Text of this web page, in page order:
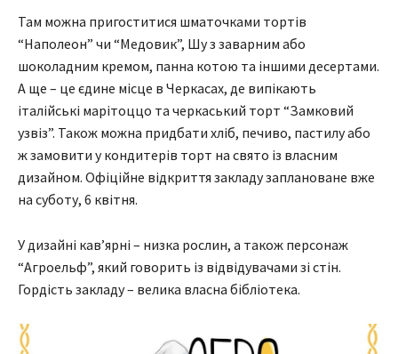
Там можна пригоститися шматочками тортів
“Наполеон” чи “Медовик”, Шу з заварним або
шоколадним кремом, панна котою та іншими десертами.
А ще – це єдине місце в Черкасах, де випікають
італійські марітоццо та черкаський торт “Замковий
узвіз”. Також можна придбати хліб, печиво, пастилу або
ж замовити у кондитерів торт на свято із власним
дизайном. Офіційне відкриття закладу заплановане вже
на суботу, 6 квітня.
У дизайні кав’ярні – низка рослин, а також персонаж
“Агроельф”, який говорить із відвідувачами зі стін.
Гордість закладу – велика власна бібліотека.